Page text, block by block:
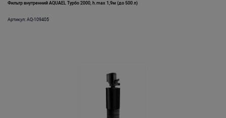
Фильтр внутренний AQUAEL Турбо 2000, h.max 1,9м (до 500 л)
Артикул: AQ-109405